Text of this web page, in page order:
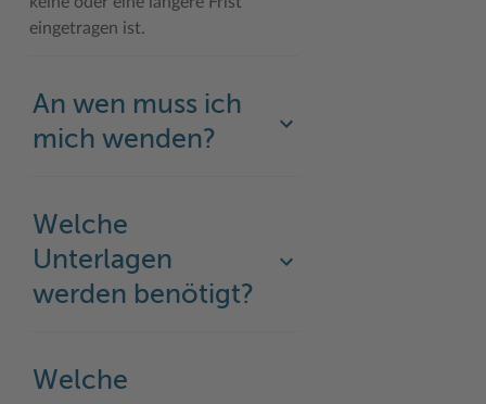
eingetragen ist.
An wen muss ich
mich wenden?
Welche
Unterlagen
werden benötigt?
Welche